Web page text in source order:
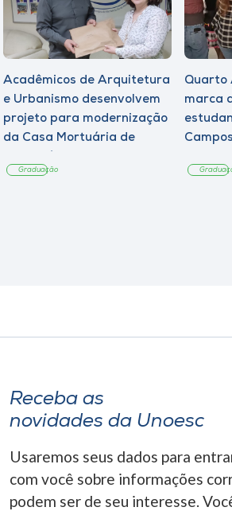
Acadêmicos de Arquitetura
e Urbanismo desenvolvem
projeto para modernização
da Casa Mortuária de
Graduação
Quarto
marca
Receba as
novidades da Unoesc
Usaremos seus dados para
com você sobre informações
podem ser de seu interesse.